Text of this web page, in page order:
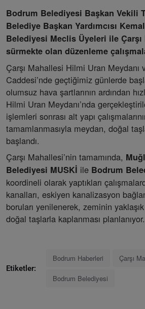
Bodrum Belediyesi Başkan Vekili
Belediye Başkan Yardımcısı
Belediyesi Meclis Üyeleri ile Çarşı
sürmekte olan düzenleme
Çarşı Mahallesi Hilmi Uran
Caddesi’nde geçtiğimiz günlerde
olumsuz hava şartlarının ardından
Hilmi Uran Meydanı’nda
işlemleri sonrası alt yapı
tamamlanmasıyla meydan, doğal
başlandı.
Çarşı Mahallesi’nin tamamında,
Belediyesi MUSKİ ile Bodrum
koordineli olarak yaptıkları
kanalları, eskiyen kanalizasyon
boruları yenilenerek, zeminin
doğal taşlarla kaplanması planlanıyor.
Etiketler:
Bodrum Haberleri Çarşı
Bodrum Belediyesi